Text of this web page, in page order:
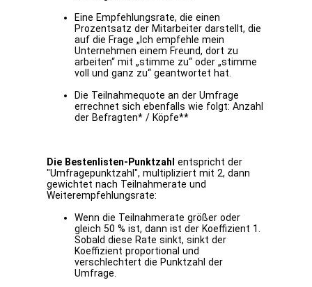
Eine Empfehlungsrate, die einen
Prozentsatz der Mitarbeiter darstellt, die
auf die Frage „Ich empfehle mein
Unternehmen einem Freund, dort zu
arbeiten“ mit „stimme zu“ oder „stimme
voll und ganz zu“ geantwortet hat.
Die Teilnahmequote an der Umfrage
errechnet sich ebenfalls wie folgt: Anzahl
der Befragten* / Köpfe**
Die Bestenlisten-Punktzahl entspricht der
"Umfragepunktzahl", multipliziert mit 2, dann
gewichtet nach Teilnahmerate und
Weiterempfehlungsrate:
Wenn die Teilnahmerate größer oder
gleich 50 % ist, dann ist der Koeffizient 1.
Sobald diese Rate sinkt, sinkt der
Koeffizient proportional und
verschlechtert die Punktzahl der
Umfrage.